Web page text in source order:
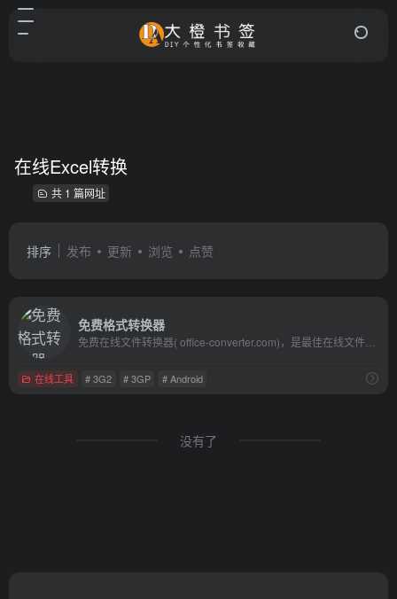
在线Excel转换
共 1 篇网址
排序 发布 更新 浏览 点赞
免费格式转换器
在线工具 # 3G2 # 3GP # Android
没有了